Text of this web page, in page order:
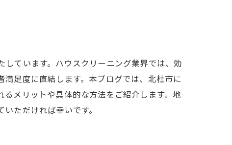
ています。ハウスクリーニング業界では、効
足度に直結します。本ブログでは、北杜市に
メリットや具体的な方法をご紹介します。地
ただければ幸いです。